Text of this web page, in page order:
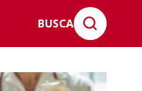
BUSCA